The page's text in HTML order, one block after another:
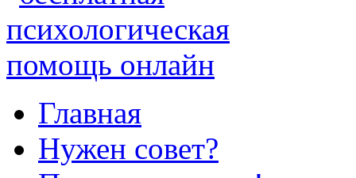
Главная
Нужен совет?